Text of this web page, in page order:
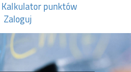
Kalkulator punktów
Zaloguj